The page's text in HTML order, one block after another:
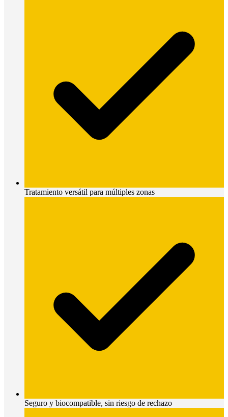
Tratamiento versátil para múltiples zonas
Seguro y biocompatible, sin riesgo de rechazo